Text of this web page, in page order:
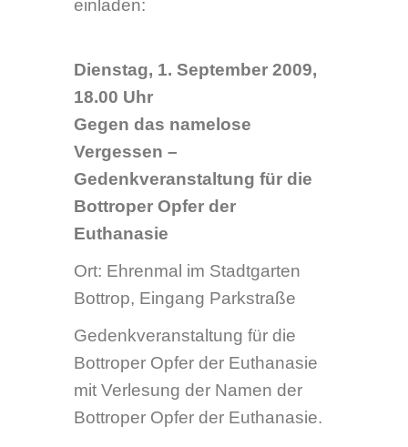
Gedenkveranstaltung für die
Ort: Ehrenmal im Stadtgarten
Bottrop, Eingang Parkstraße
Gedenkveranstaltung für die
Bottroper Opfer der Euthanasie
mit Verlesung der Namen der
Bottroper Opfer der Euthanasie.
Oberbürgermeister der Stadt
Bottrop
Dorothea Buck,
Bundesverband Psychiatrie-
Erfahrener (Hamburg)
Johannes Schildmann,